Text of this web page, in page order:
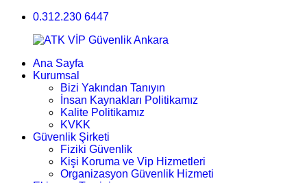
0.312.230 6447
Ana Sayfa
Kurumsal
Bizi Yakından Tanıyın
İnsan Kaynakları Politikamız
Kalite Politikamız
KVKK
Güvenlik Şirketi
Fiziki Güvenlik
Kişi Koruma ve Vip Hizmetleri
Organizasyon Güvenlik Hizmeti